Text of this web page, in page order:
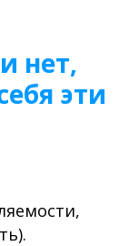
нет,
эти